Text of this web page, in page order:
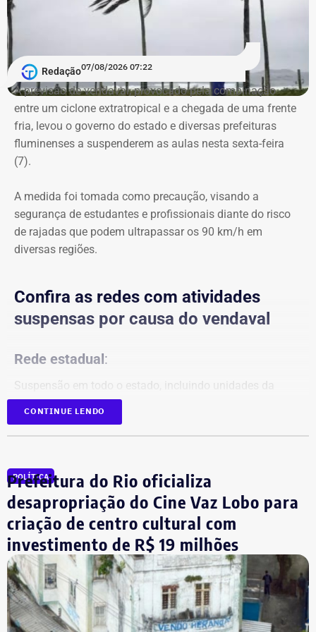
municipais de 2024.
Com informações do “RJ2”.
Redação07/08/2026 07:22
A previsão de vendaval, provocado pela combinação
entre um ciclone extratropical e a chegada de uma frente
fria, levou o governo do estado e diversas prefeituras
fluminenses a suspenderem as aulas nesta sexta-feira
(7).
A medida foi tomada como precaução, visando a
segurança de estudantes e profissionais diante do risco
de rajadas que podem ultrapassar os 90 km/h em
diversas regiões.
Confira as redes com atividades
suspensas por causa do vendaval
Rede estadual:
Suspensão em todo o estado, incluindo unidades da
Faetec.
Redes municipais:
Rio de Janeiro
Niterói
Nova Iguaçu
Queimados
São João de Meriti
Nilópolis
Seropédica
Itaguaí
Mangaratiba
Angra dos Reis
CONTINUE LENDO
POLÍTICA
Prefeitura do Rio oficializa
desapropriação do Cine Vaz Lobo para
criação de centro cultural com
investimento de R$ 19 milhões